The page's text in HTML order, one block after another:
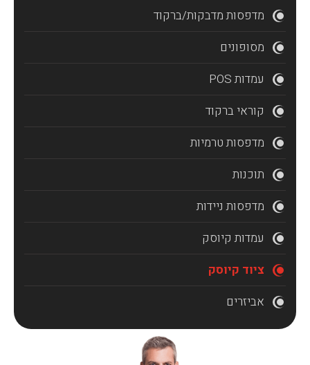
מדפסות מדבקות/ברקוד
מסופונים
עמדות POS
קוראי ברקוד
מדפסות טרמיות
תוכנות
מדפסות ניידות
עמדות קיוסק
ציוד קיוסק
אביזרים